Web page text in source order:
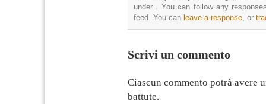
under . You can follow any
feed. You can leave a response, or
Scrivi un commento
Ciascun commento potrà avere
battute.